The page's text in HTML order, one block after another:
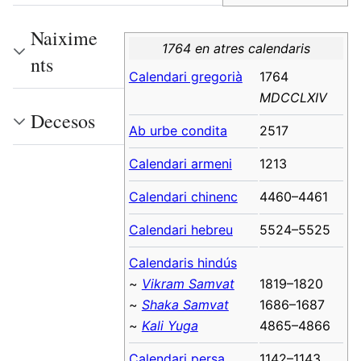
1764 en atres calendaris
Calendari gregorià
1764
MDCCLXIV
Ab urbe condita 2517
Calendari armeni 1213
Calendari chinenc 4460–4461
Calendari hebreu 5524–5525
Calendaris hindús
~ Vikram Samvat
~ Shaka Samvat
~ Kali Yuga
1819–1820
1686–1687
4865–4866
Naixime
nts
Decesos